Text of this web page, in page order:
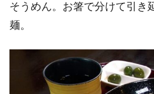
そうめん。お箸で分けて引き
麺。